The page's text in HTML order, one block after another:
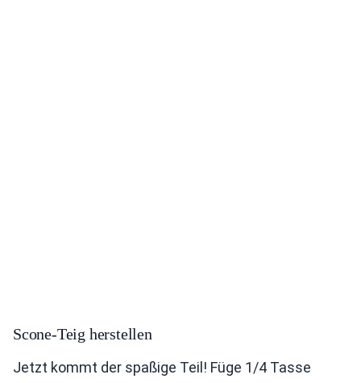
Scone-Teig herstellen
Jetzt kommt der spaßige Teil! Füge 1/4 Tasse